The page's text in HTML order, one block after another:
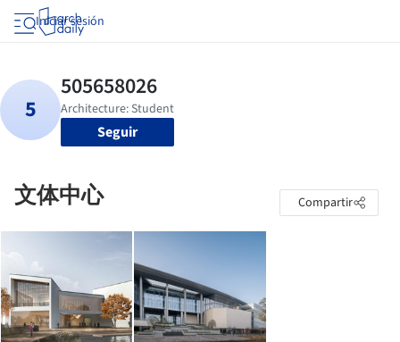
Iniciar sesión
Seguir
文体中心 Compartir